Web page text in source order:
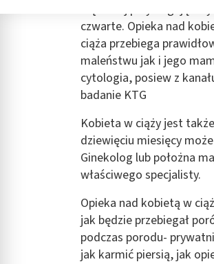
Ciężarnej przysługują
czwarte. Opieka nad
ciąża przebiega
maleństwu jak i jego
cytologia, posiew z
badanie KTG
Kobieta w ciąży jest
dziewięciu miesięcy
Ginekolog lub położna
właściwego specjalisty.
Opieka nad kobietą w
jak będzie przebiegał
podczas porodu-
jak karmić piersią, jak
Tworzenie profili w celu personalizacji
Wykorzystywanie profili w celu doboru
Pomiar efektywności reklam
Pomiar efektywności treści
Rozumienie odbiorców dzięki statystyce
Rozwój i ulepszanie usług
Wykorzystywanie ograniczonych danych
Funkcje specjalne IAB:
Użycie dokładnych danych